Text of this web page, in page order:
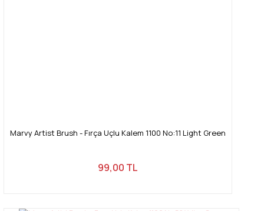
Marvy Artist Brush - Fırça Uçlu Kalem 1100 No:11 Light Green
99,00 TL